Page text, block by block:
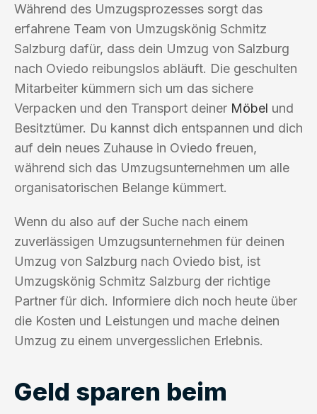
Während des Umzugsprozesses sorgt das
erfahrene Team von Umzugskönig Schmitz
Salzburg dafür, dass dein Umzug von Salzburg
nach Oviedo reibungslos abläuft. Die geschulten
Mitarbeiter kümmern sich um das sichere
Verpacken und den Transport deiner Möbel und
Besitztümer. Du kannst dich entspannen und dich
auf dein neues Zuhause in Oviedo freuen,
während sich das Umzugsunternehmen um alle
organisatorischen Belange kümmert.
Wenn du also auf der Suche nach einem
zuverlässigen Umzugsunternehmen für deinen
Umzug von Salzburg nach Oviedo bist, ist
Umzugskönig Schmitz Salzburg der richtige
Partner für dich. Informiere dich noch heute über
die Kosten und Leistungen und mache deinen
Umzug zu einem unvergesslichen Erlebnis.
Geld sparen beim